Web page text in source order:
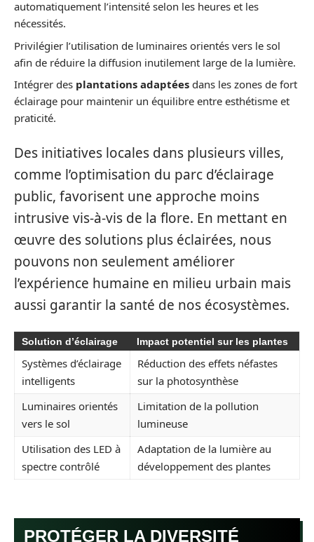
automatiquement l’intensité selon les heures et les
nécessités.
Privilégier l’utilisation de luminaires orientés vers le sol
afin de réduire la diffusion inutilement large de la lumière.
Intégrer des plantations adaptées dans les zones de fort
éclairage pour maintenir un équilibre entre esthétisme et
praticité.
Des initiatives locales dans plusieurs villes,
comme l’optimisation du parc d’éclairage
public, favorisent une approche moins
intrusive vis-à-vis de la flore. En mettant en
œuvre des solutions plus éclairées, nous
pouvons non seulement améliorer
l’expérience humaine en milieu urbain mais
aussi garantir la santé de nos écosystèmes.
Solution d’éclairage Impact potentiel sur les plantes
Systèmes d’éclairage
intelligents
Réduction des effets néfastes
sur la photosynthèse
Luminaires orientés
vers le sol
Limitation de la pollution
lumineuse
Utilisation des LED à
spectre contrôlé
Adaptation de la lumière au
développement des plantes
PROTÉGER LA DIVERSITÉ